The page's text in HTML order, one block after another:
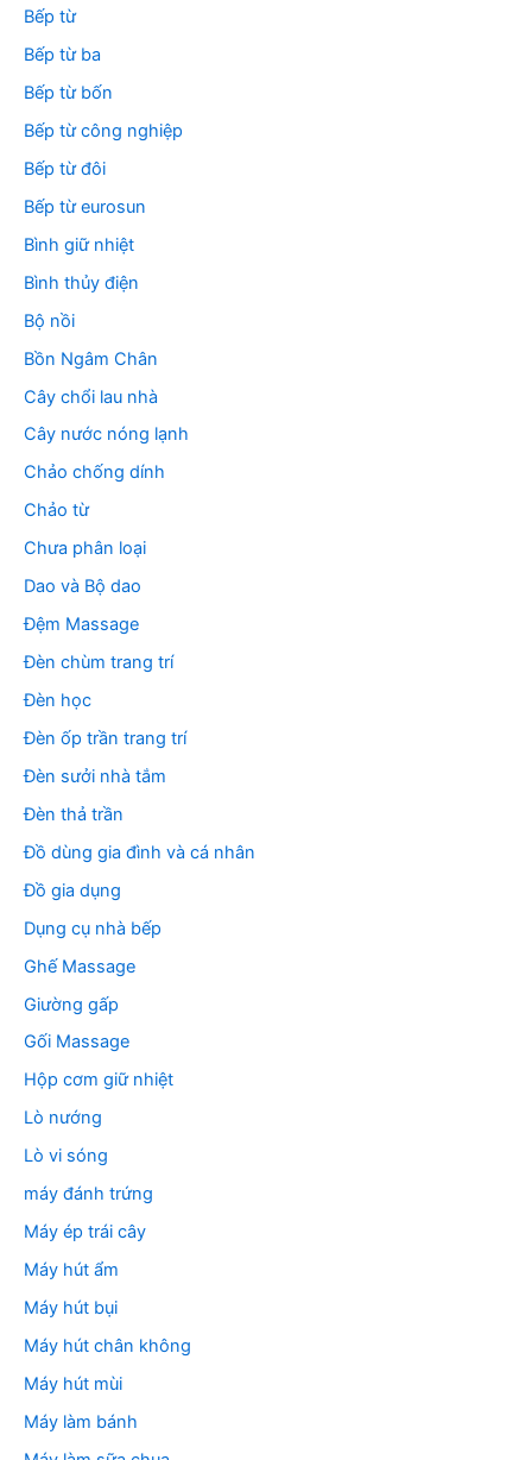
Bếp từ
Bếp từ ba
Bếp từ bốn
Bếp từ công nghiệp
Bếp từ đôi
Bếp từ eurosun
Bình giữ nhiệt
Bình thủy điện
Bộ nồi
Bồn Ngâm Chân
Cây chổi lau nhà
Cây nước nóng lạnh
Chảo chống dính
Chảo từ
Chưa phân loại
Dao và Bộ dao
Đệm Massage
Đèn chùm trang trí
Đèn học
Đèn ốp trần trang trí
Đèn sưởi nhà tắm
Đèn thả trần
Đồ dùng gia đình và cá nhân
Đồ gia dụng
Dụng cụ nhà bếp
Ghế Massage
Giường gấp
Gối Massage
Hộp cơm giữ nhiệt
Lò nướng
Lò vi sóng
máy đánh trứng
Máy ép trái cây
Máy hút ẩm
Máy hút bụi
Máy hút chân không
Máy hút mùi
Máy làm bánh